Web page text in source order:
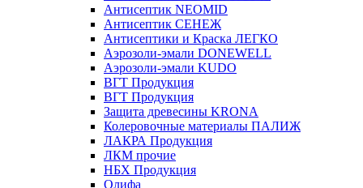
Антисептик NEOMID
Антисептик СЕНЕЖ
Антисептики и Краска ЛЕГКО
Аэрозоли-эмали DONEWELL
Аэрозоли-эмали KUDO
ВГТ Продукция
ВГТ Продукция
Защита древесины KRONA
Колеровочные материалы ПАЛИЖ
ЛАКРА Продукция
ЛКМ прочие
НБХ Продукция
Олифа